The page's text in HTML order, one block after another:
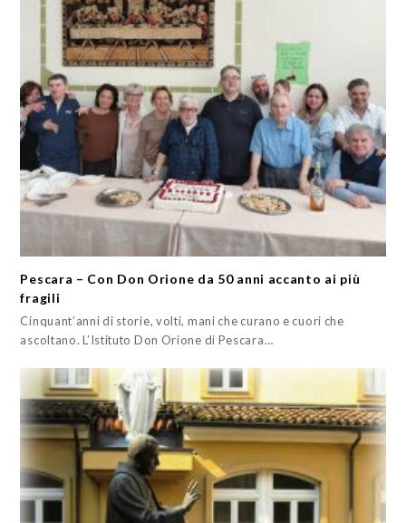
Pescara – Con Don Orione da 50 anni accanto ai più
fragili
Cinquant’anni di storie, volti, mani che curano e cuori che
ascoltano. L’Istituto Don Orione di Pescara…